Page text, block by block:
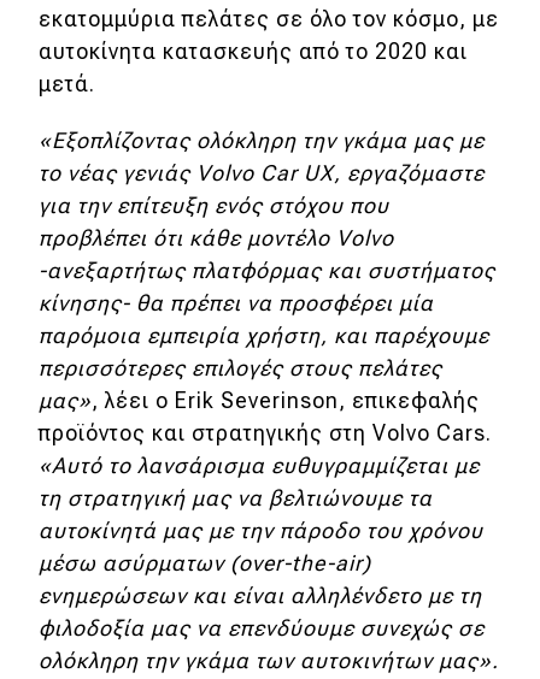
εκατομμύρια πελάτες σε όλο τον κόσμο, με
αυτοκίνητα κατασκευής από το 2020 και
μετά.
«Εξοπλίζοντας ολόκληρη την γκάμα μας με
το νέας γενιάς Volvo Car UX, εργαζόμαστε
για την επίτευξη ενός στόχου που
προβλέπει ότι κάθε μοντέλο Volvo
-ανεξαρτήτως πλατφόρμας και συστήματος
κίνησης- θα πρέπει να προσφέρει μία
παρόμοια εμπειρία χρήστη, και παρέχουμε
περισσότερες επιλογές στους πελάτες
μας», λέει ο Erik Severinson, επικεφαλής
προϊόντος και στρατηγικής στη Volvo Cars.
«Αυτό το λανσάρισμα ευθυγραμμίζεται με
τη στρατηγική μας να βελτιώνουμε τα
αυτοκίνητά μας με την πάροδο του χρόνου
μέσω ασύρματων (over-the-air)
ενημερώσεων και είναι αλληλένδετο με τη
φιλοδοξία μας να επενδύουμε συνεχώς σε
ολόκληρη την γκάμα των αυτοκινήτων μας».